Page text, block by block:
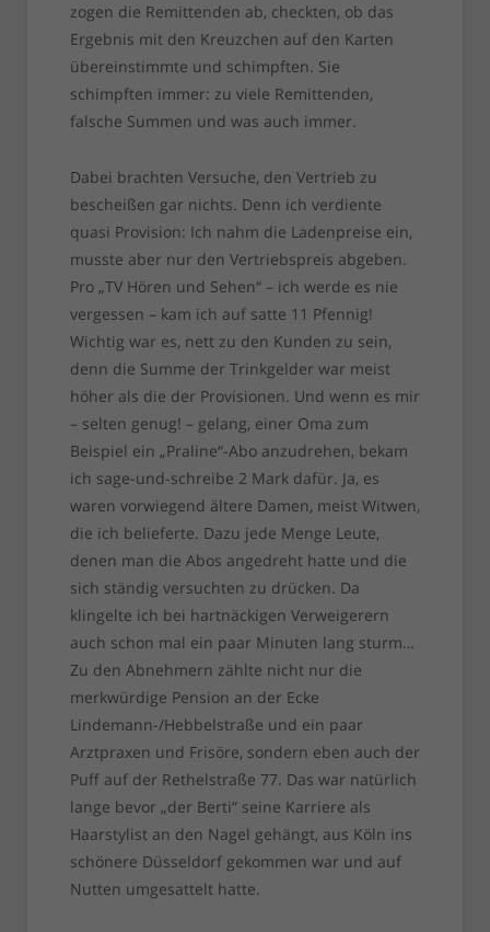
zogen die Remittenden ab, checkten, ob das
Ergebnis mit den Kreuzchen auf den Karten
übereinstimmte und schimpften. Sie
schimpften immer: zu viele Remittenden,
falsche Summen und was auch immer.
Dabei brachten Versuche, den Vertrieb zu
bescheißen gar nichts. Denn ich verdiente
quasi Provision: Ich nahm die Ladenpreise ein,
musste aber nur den Vertriebspreis abgeben.
Pro „TV Hören und Sehen“ – ich werde es nie
vergessen – kam ich auf satte 11 Pfennig!
Wichtig war es, nett zu den Kunden zu sein,
denn die Summe der Trinkgelder war meist
höher als die der Provisionen. Und wenn es mir
– selten genug! – gelang, einer Oma zum
Beispiel ein „Praline“-Abo anzudrehen, bekam
ich sage-und-schreibe 2 Mark dafür. Ja, es
waren vorwiegend ältere Damen, meist Witwen,
die ich belieferte. Dazu jede Menge Leute,
denen man die Abos angedreht hatte und die
sich ständig versuchten zu drücken. Da
klingelte ich bei hartnäckigen Verweigerern
auch schon mal ein paar Minuten lang sturm…
Zu den Abnehmern zählte nicht nur die
merkwürdige Pension an der Ecke
Lindemann-/Hebbelstraße und ein paar
Arztpraxen und Frisöre, sondern eben auch der
Puff auf der Rethelstraße 77. Das war natürlich
lange bevor „der Berti“ seine Karriere als
Haarstylist an den Nagel gehängt, aus Köln ins
schönere Düsseldorf gekommen war und auf
Nutten umgesattelt hatte.